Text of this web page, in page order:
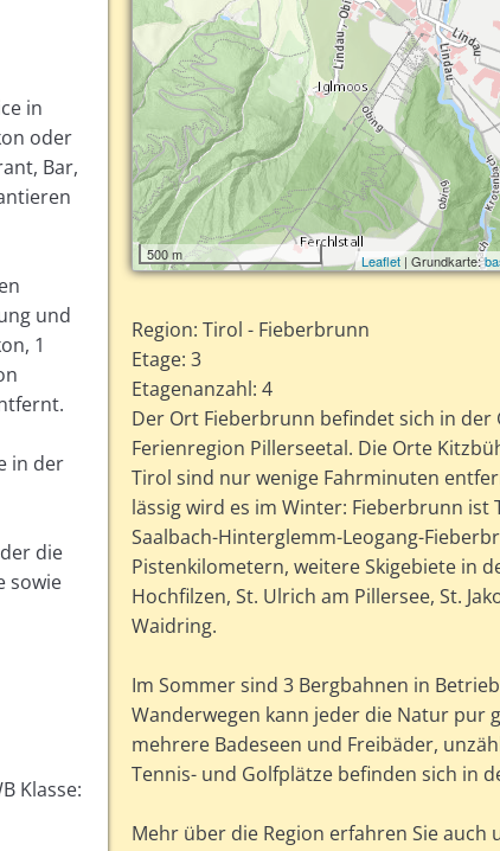
in
oder
Bar,
und
1
in der
die
sowie
Klasse:
500 m Leaflet| Grundkarte:
Region: Tirol - Fieberbrunn
Etage: 3
Etagenanzahl: 4
Der Ort Fieberbrunn befindet sich in der
Ferienregion Pillerseetal. Die Orte
Tirol sind nur wenige Fahrminuten
lässig wird es im Winter: Fieberbrunn ist
Saalbach-Hinterglemm-Leogang-
Pistenkilometern, weitere Skigebiete in
Hochfilzen, St. Ulrich am Pillersee, St.
Waidring.
Im Sommer sind 3 Bergbahnen in
Wanderwegen kann jeder die Natur pur
mehrere Badeseen und Freibäder,
Tennis- und Golfplätze befinden sich in
Mehr über die Region erfahren Sie auch